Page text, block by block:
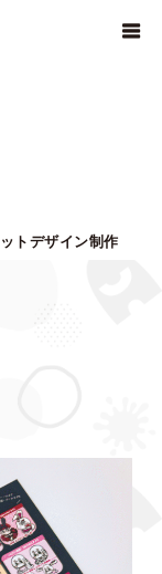
トデザイン制作